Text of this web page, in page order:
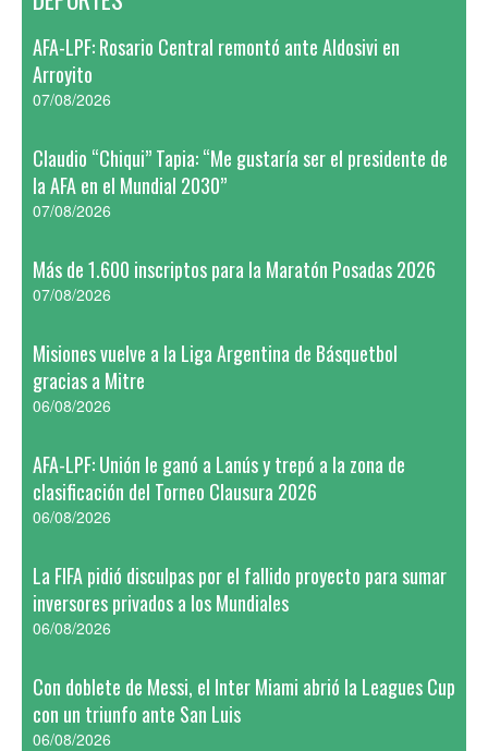
AFA-LPF: Rosario Central remontó ante Aldosivi en
Arroyito
07/08/2026
Claudio “Chiqui” Tapia: “Me gustaría ser el presidente de
la AFA en el Mundial 2030”
07/08/2026
Más de 1.600 inscriptos para la Maratón Posadas 2026
07/08/2026
Misiones vuelve a la Liga Argentina de Básquetbol
gracias a Mitre
06/08/2026
AFA-LPF: Unión le ganó a Lanús y trepó a la zona de
clasificación del Torneo Clausura 2026
06/08/2026
La FIFA pidió disculpas por el fallido proyecto para sumar
inversores privados a los Mundiales
06/08/2026
Con doblete de Messi, el Inter Miami abrió la Leagues Cup
con un triunfo ante San Luis
06/08/2026